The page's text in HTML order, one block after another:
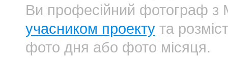
Ви професійний фотограф
учасником проекту та
фото дня або фото місяця.